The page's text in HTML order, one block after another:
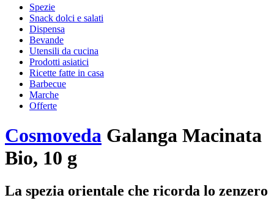
Spezie
Snack dolci e salati
Dispensa
Bevande
Utensili da cucina
Prodotti asiatici
Ricette fatte in casa
Barbecue
Marche
Offerte
Cosmoveda Galanga Macinata
Bio, 10 g
La spezia orientale che ricorda lo zenzero